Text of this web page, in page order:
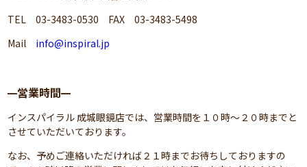
TEL 03-3483-0530 FAX 03-3483-5498
Mail info@inspiral.jp
━営業時間━
インスパイラル 成城眼鏡店では、営業時間を１０時～２０時までと
させていただいております。
なお、予めご連絡いただければ２１時までお待ちしておりますの